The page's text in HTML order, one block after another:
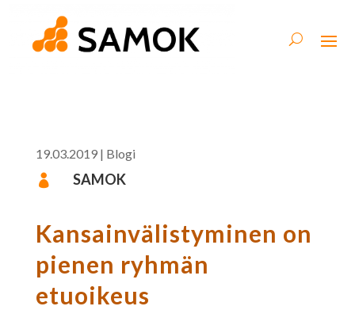
19.03.2019| Blogi
 SAMOK
Kansainvälistyminen on
pienen ryhmän
etuoikeus